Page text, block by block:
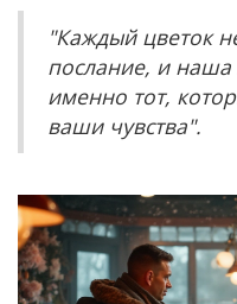
"Каждый цветок
послание, и наша
именно тот,
ваши чувства".